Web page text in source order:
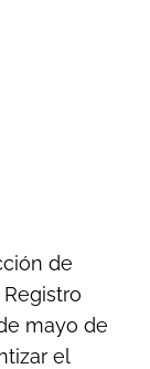
de
mayo de
el